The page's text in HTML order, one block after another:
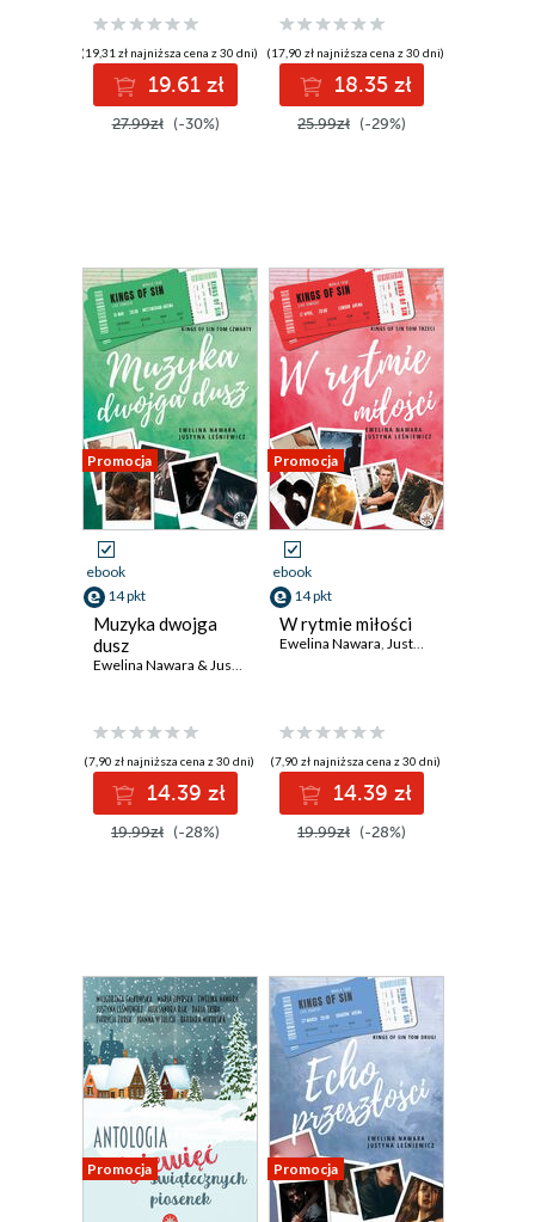
(19,31 zł najniższa cena z 30 dni)
19.61 zł
27.99zł (-30%)
(17,90 zł najniższa cena z 30 dni)
18.35 zł
25.99zł (-29%)
Promocja
ebook
14 pkt
Muzyka dwojga
dusz
Ewelina Nawara & Justyna Leśniewicz
(7,90 zł najniższa cena z 30 dni)
14.39 zł
19.99zł (-28%)
Promocja
ebook
14 pkt
W rytmie miłości
Ewelina Nawara, Justyna Leśniewicz
(7,90 zł najniższa cena z 30 dni)
14.39 zł
19.99zł (-28%)
Promocja Promocja